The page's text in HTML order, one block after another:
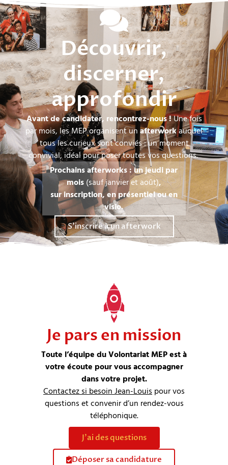
Découvrir,
discerner,
approfondir
Avant de candidater, rencontrez-nous !Une fois
par mois, les MEP organisent un afterworkauquel
tous les curieux sont conviés : un moment
convivial, idéal pour poser toutes vos questions.
Prochains afterworks : un jeudi par
mois(sauf janvier et août),
sur inscription, en présentiel ou en
visio.
S'inscrire à un afterwork
Je pars en mission
Toute l’équipe du Volontariat MEP est à
votre écoute pour vous accompagner
dans votre projet.
Contactez si besoin Jean-Louis pour vos
questions et convenir d’un rendez-vous
téléphonique.
J'ai des questions
Déposer sa candidature